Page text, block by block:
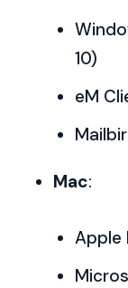
10)
eM
Mac:
Apple